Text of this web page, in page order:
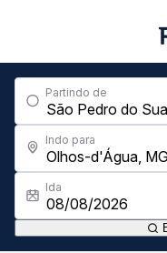
Partindo de
Indo para
Ida